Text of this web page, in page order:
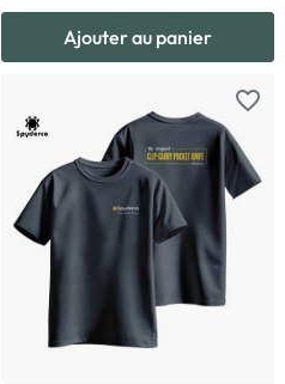
Ajouter au panier
favorite_border